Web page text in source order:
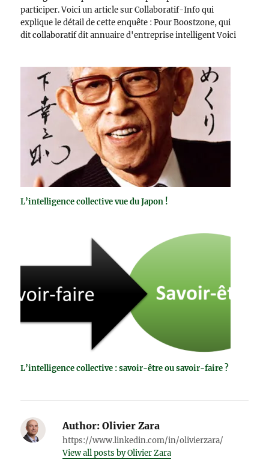
participer. Voici un article sur Collaboratif-Info qui
explique le détail de cette enquête : Pour Boostzone, qui
dit collaboratif dit annuaire d'entreprise intelligent Voici
L’intelligence collective vue du Japon !
L’intelligence collective : savoir-être ou savoir-faire ?
Author: Olivier Zara
https://www.linkedin.com/in/olivierzara/
View all posts by Olivier Zara